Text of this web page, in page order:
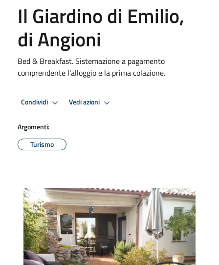
Il Giardino di Emilio,
di Angioni
Bed & Breakfast. Sistemazione a pagamento
comprendente l'alloggio e la prima colazione.
Condividi Vedi azioni
Argomenti:
Turismo